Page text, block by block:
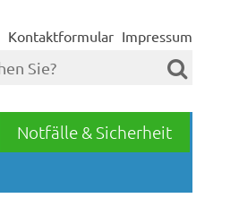
Kontaktformular Impressum
Notfälle & Sicherheit